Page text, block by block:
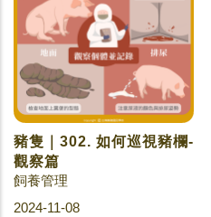
豬隻｜302. 如何巡視豬欄-
觀察篇
飼養管理
2024-11-08